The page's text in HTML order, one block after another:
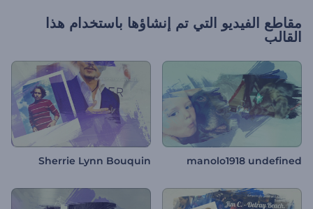
مقاطع الفيديو التي تم إنشاؤها باستخدام هذا
القالب
manolo1918 undefined
Sherrie Lynn Bouquin